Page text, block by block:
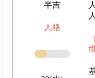
半吉
人格